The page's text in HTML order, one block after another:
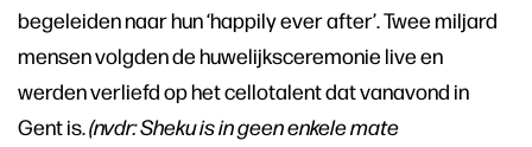
begeleiden naar hun ‘happily ever after’. Twee miljard
mensen volgden de huwelijksceremonie live en
werden verliefd op het cellotalent dat vanavond in
Gent is.(nvdr: Sheku is in geen enkele mate